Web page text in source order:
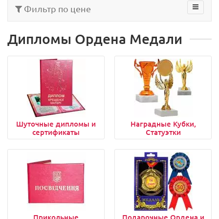
Фильтр по цене
Дипломы Ордена Медали
Шуточные дипломы и
сертификаты
Наградные Кубки,
Статуэтки